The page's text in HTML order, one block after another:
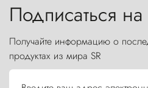
Подписаться
Получайте информацию о
продуктах из мира SR